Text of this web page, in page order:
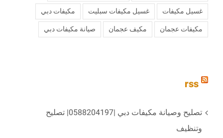
غسيل مكيفات غسيل مكيفات سبليت مكيفات دبي
مكيفات عجمان مكيف عجمان ‏صيانة مكيفات دبي
rss
تصليح وصيانة مكيفات دبي |0588204197| تصليح
وتنظيف